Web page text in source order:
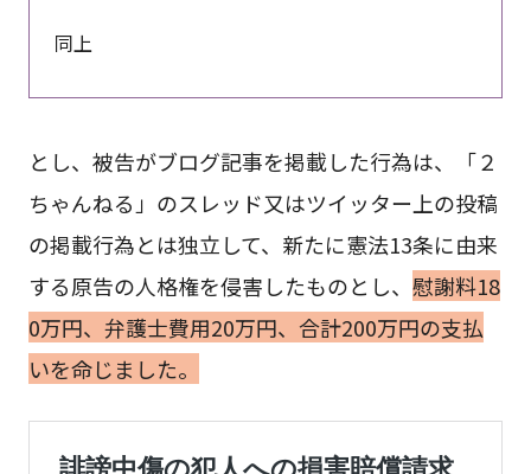
同上
とし、被告がブログ記事を掲載した行為は、「２
ちゃんねる」のスレッド又はツイッター上の投稿
の掲載行為とは独立して、新たに憲法13条に由来
する原告の人格権を侵害したものとし、 慰謝料18
0万円、弁護士費用20万円、合計200万円の支払
いを命じました。